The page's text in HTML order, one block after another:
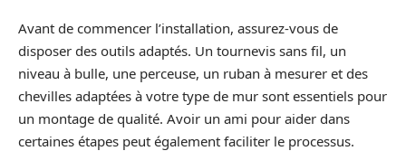
Avant de commencer l’installation, assurez-vous de
disposer des outils adaptés. Un tournevis sans fil, un
niveau à bulle, une perceuse, un ruban à mesurer et des
chevilles adaptées à votre type de mur sont essentiels pour
un montage de qualité. Avoir un ami pour aider dans
certaines étapes peut également faciliter le processus.